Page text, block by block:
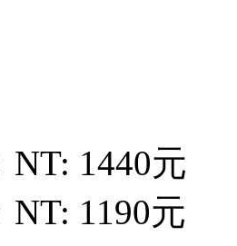
NT: 1440元
NT: 1190元